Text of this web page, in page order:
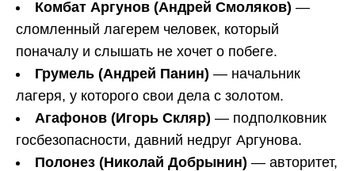
Комбат Аргунов (Андрей Смоляков) —
сломленный лагерем человек, который
поначалу и слышать не хочет о побеге.
Грумель (Андрей Панин) — начальник
лагеря, у которого свои дела с золотом.
Агафонов (Игорь Скляр) — подполковник
госбезопасности, давний недруг Аргунова.
Полонез (Николай Добрынин) — авторитет,